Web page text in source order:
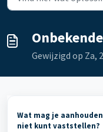
Gewijzigd op Za,
Wat mag je
niet kunt vaststellen?